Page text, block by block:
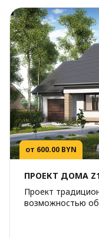
от 600.00 BYN
ПРОЕКТ ДОМА
Проект
возможностью